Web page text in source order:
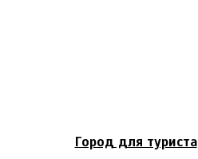
Город для туриста